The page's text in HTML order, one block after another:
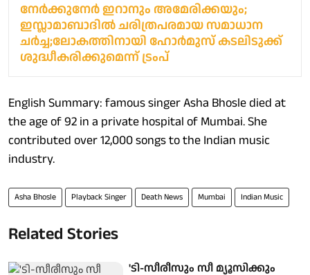
നേർക്കുനേർ ഇറാനും അമേരിക്കയും;
ഇസ്ലാമാബാദിൽ ചരിത്രപരമായ സമാധാന
ചർച്ച;ലോകത്തിനായി ഹോർമുസ് കടലിടുക്ക്
ശുദ്ധീകരിക്കുമെന്ന് ട്രംപ്
English Summary: famous singer Asha Bhosle died at
the age of 92 in a private hospital of Mumbai. She
contributed over 12,000 songs to the Indian music
industry.
Asha Bhosle Playback Singer Death News Mumbai Indian Music
Related Stories
'ടി-സീരീസും സീ മ്യൂസിക്കും